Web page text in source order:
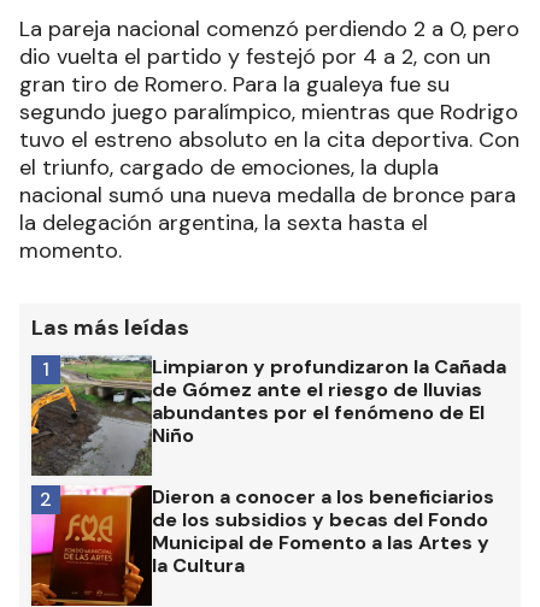
La pareja nacional comenzó perdiendo 2 a 0, pero
dio vuelta el partido y festejó por 4 a 2, con un
gran tiro de Romero. Para la gualeya fue su
segundo juego paralímpico, mientras que Rodrigo
tuvo el estreno absoluto en la cita deportiva. Con
el triunfo, cargado de emociones, la dupla
nacional sumó una nueva medalla de bronce para
la delegación argentina, la sexta hasta el
momento.
Las más leídas
Limpiaron y profundizaron la Cañada
de Gómez ante el riesgo de lluvias
abundantes por el fenómeno de El
Niño
1
Dieron a conocer a los beneficiarios
de los subsidios y becas del Fondo
Municipal de Fomento a las Artes y
la Cultura
2